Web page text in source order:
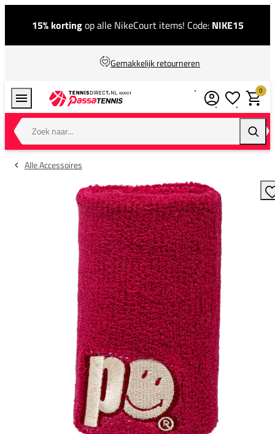
15% kortingop alle NikeCourt items! Code: NIKE15
Gemakkelijk retourneren
Zoek naar...
0
Alle Accessoires